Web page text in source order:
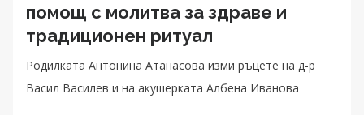
помощ с молитва за здраве и
традиционен ритуал
Родилката Антонина Атанасова изми ръцете на д-р
Васил Василев и на акушерката Албена Иванова